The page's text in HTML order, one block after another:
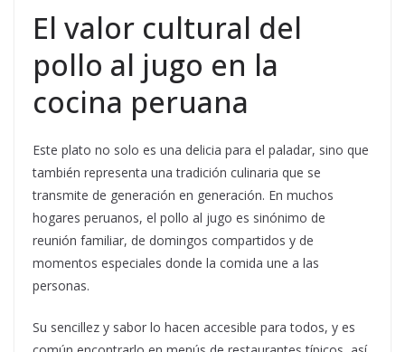
El valor cultural del
pollo al jugo en la
cocina peruana
Este plato no solo es una delicia para el paladar, sino que
también representa una tradición culinaria que se
transmite de generación en generación. En muchos
hogares peruanos, el pollo al jugo es sinónimo de
reunión familiar, de domingos compartidos y de
momentos especiales donde la comida une a las
personas.
Su sencillez y sabor lo hacen accesible para todos, y es